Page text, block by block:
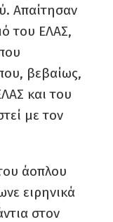
Απαίτησαν
του ΕΛΑΣ,
βεβαίως,
και του
με τον
άοπλου
ειρηνικά
στον